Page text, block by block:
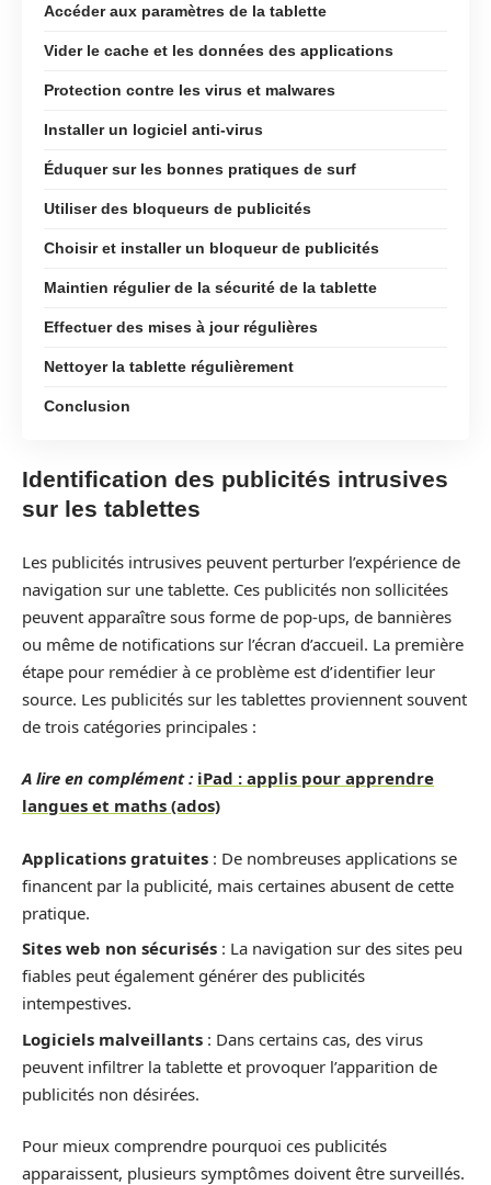
Accéder aux paramètres de la tablette
Vider le cache et les données des applications
Protection contre les virus et malwares
Installer un logiciel anti-virus
Éduquer sur les bonnes pratiques de surf
Utiliser des bloqueurs de publicités
Choisir et installer un bloqueur de publicités
Maintien régulier de la sécurité de la tablette
Effectuer des mises à jour régulières
Nettoyer la tablette régulièrement
Conclusion
Identification des publicités intrusives
sur les tablettes
Les publicités intrusives peuvent perturber l’expérience de
navigation sur une tablette. Ces publicités non sollicitées
peuvent apparaître sous forme de pop-ups, de bannières
ou même de notifications sur l’écran d’accueil. La première
étape pour remédier à ce problème est d’identifier leur
source. Les publicités sur les tablettes proviennent souvent
de trois catégories principales :
A lire en complément : iPad : applis pour apprendre
langues et maths (ados)
Applications gratuites : De nombreuses applications se
financent par la publicité, mais certaines abusent de cette
pratique.
Sites web non sécurisés : La navigation sur des sites peu
fiables peut également générer des publicités
intempestives.
Logiciels malveillants : Dans certains cas, des virus
peuvent infiltrer la tablette et provoquer l’apparition de
publicités non désirées.
Pour mieux comprendre pourquoi ces publicités
apparaissent, plusieurs symptômes doivent être surveillés.